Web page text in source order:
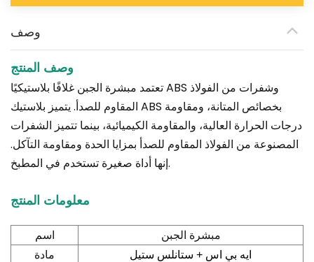
وصف
وصف المنتج
تعتمد مبشرة الجبن غلافًا بلاستيكيًا ABS وشفرات من الفولاذ
المقاوم للصدأ. يتميز بلاستيك ABS بخصائص المتانة، ومقاومة
درجات الحرارة العالية، والمقاومة الكيميائية، بينما تتميز الشفرات
المصنوعة من الفولاذ المقاوم للصدأ بمزايا الحدة ومقاومة التآكل.
إنها أداة صغيرة تستخدم في المطبخ.
معلومات المنتج
اسم
مبشرة الجبن
مادة
ايه بي اس + ستانلس ستيل